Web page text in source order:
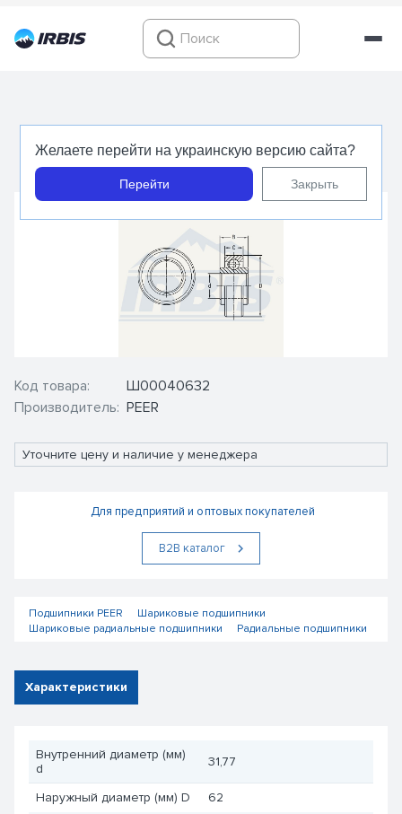
Желаете перейти на украинскую версию сайта?
Перейти Закрыть
206 KRR14 - PEER - Подшипник шариковый
радиальный
Код товара:
Производитель:
Ш00040632
PEER
Уточните цену и наличие у менеджера
Для предприятий и оптовых покупателей
В2В каталог
Подшипники PEER
Шариковые подшипники
Шариковые радиальные подшипники
Радиальные подшипники
Характеристики
Внутренний диаметр (мм)
d
31,77
Наружный диаметр (мм) D
62